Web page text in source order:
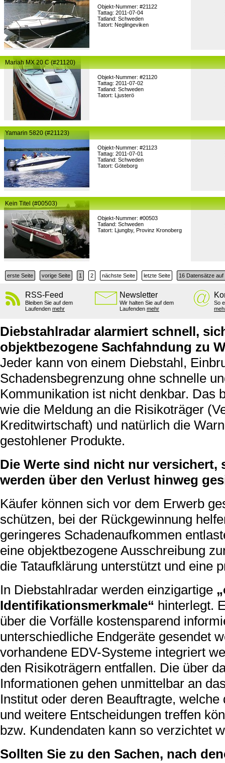
Objekt-Nummer: #21122
Tattag: 2011-07-04
Tatland: Schweden
Tatort: Neglingeviken
Objekt-Nummer: #21120
Tattag: 2011-07-02
Tatland: Schweden
Tatort: Ljusterö
Mariah MX 20 C (#21120)
Objekt-Nummer: #21123
Tattag: 2011-07-01
Tatland: Schweden
Tatort: Göteborg
Yamarin 5820 (#21123)
Objekt-Nummer: #00503
Tatland: Schweden
Tatort: Ljungby, Provinz Kronoberg
Kein Titel (#00503)
erste Seite vorige Seite 1 2 nächste Seite letzte Seite 16 Datensätze auf
RSS-Feed
Bleiben Sie auf dem
Laufenden mehr
Newsletter
Wir halten Sie auf dem
Laufenden mehr
So
Diebstahlradar alarmiert schnell,
objektbezogene Sachfahndung zu
Jeder kann von einem Diebstahl,
Schadensbegrenzung ohne schnelle
Kommunikation ist nicht denkbar. Das
wie die Meldung an die Risikoträger
Kreditwirtschaft) und natürlich die
gestohlener Produkte.
Die Werte sind nicht nur
werden über den Verlust hinweg
Käufer können sich vor dem Erwerb
schützen, bei der Rückgewinnung
geringeres Schadenaufkommen
eine objektbezogene Ausschreibung
die Tataufklärung unterstützt und eine
In Diebstahlradar werden einzigartige
Identifikationsmerkmale“ hinterlegt.
über die Vorfälle kostensparend
unterschiedliche Endgeräte gesendet
vorhandene EDV-Systeme integriert
den Risikoträgern entfallen. Die über
Informationen gehen unmittelbar an
Institut oder deren Beauftragte,
und weitere Entscheidungen treffen
bzw. Kundendaten kann so verzichtet
Sollten Sie zu den Sachen, nach